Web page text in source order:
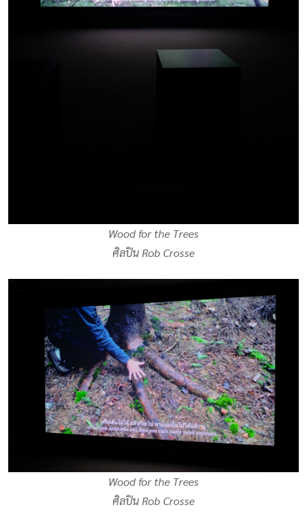
Wood for the Trees
ศิลปิน Rob Crosse
Wood for the Trees
ศิลปิน Rob Crosse